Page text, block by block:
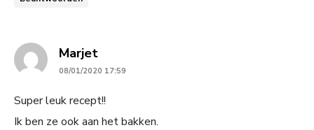
Marjetsays:
08/01/2020 17:59
Super leuk recept!!
Ik ben ze ook aan het bakken.